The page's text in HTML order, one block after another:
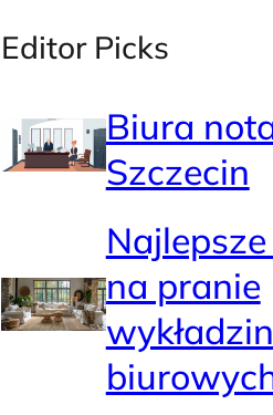
Editor Picks
Biura
Szczecin
na pranie
wykładzin